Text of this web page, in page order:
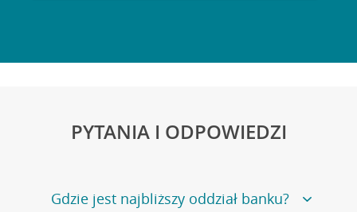
PYTANIA I ODPOWIEDZI
Gdzie jest najbliższy oddział banku?